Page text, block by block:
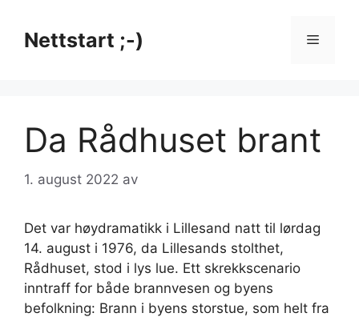
innholdNettstart ;-) Meny
Da Rådhuset brant
1. august 2022 av
Det var høydramatikk i Lillesand natt til lørdag
14. august i 1976, da Lillesands stolthet,
Rådhuset, stod i lys lue. Ett skrekkscenario
inntraff for både brannvesen og byens
befolkning: Brann i byens storstue, som helt fra